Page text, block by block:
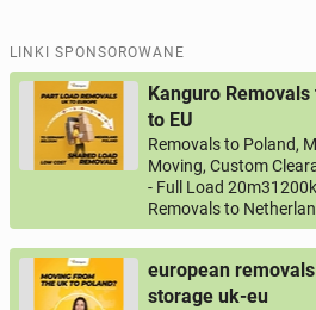
LINKI SPONSOROWANE
Kanguro
to EU
Removals to Poland,
Moving, Custom
- Full Load
Removals to
european
storage uk-eu